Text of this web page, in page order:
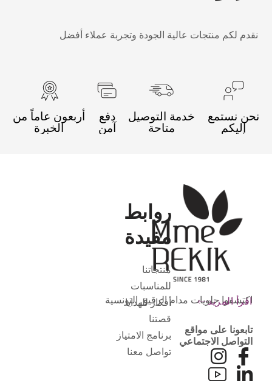
لكم منتجات عالية الجودة وتجربة عملاء أفضل
نستمع
إليكم
خدمة التوصيل
متاحة
دفع
آمن
أربعون عاماً من
الخبرة
اكتشفوا حلويات مدام الرقيق التونسية
اقرأ المزيد
تابعونا على مواقع
التواصل الاجتماعي
روابط
مفيدة
منتجاتنا
للمناسبات
أفكار للهدايا
قصتنا
برنامج الامتياز
تواصل معنا